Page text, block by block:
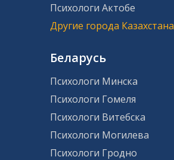
Психологи Актобе
Другие города Казахстана
Беларусь
Психологи Минска
Психологи Гомеля
Психологи Витебска
Психологи Могилева
Психологи Гродно